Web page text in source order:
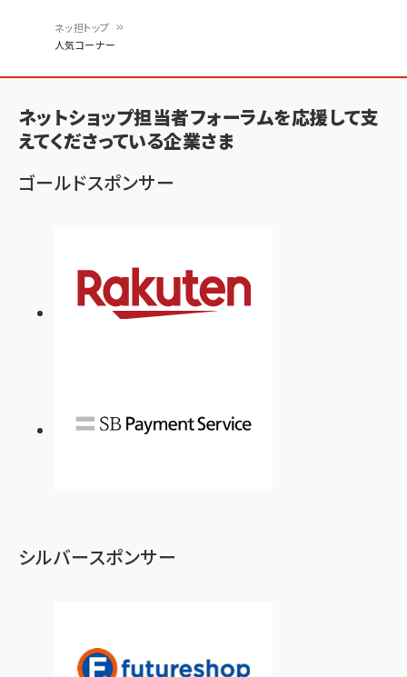
く
ず
ネッ担トップ
人気コーナー
ネットショップ担当者フォーラムを応援して支
えてくださっている企業さま
ゴールドスポンサー
シルバースポンサー